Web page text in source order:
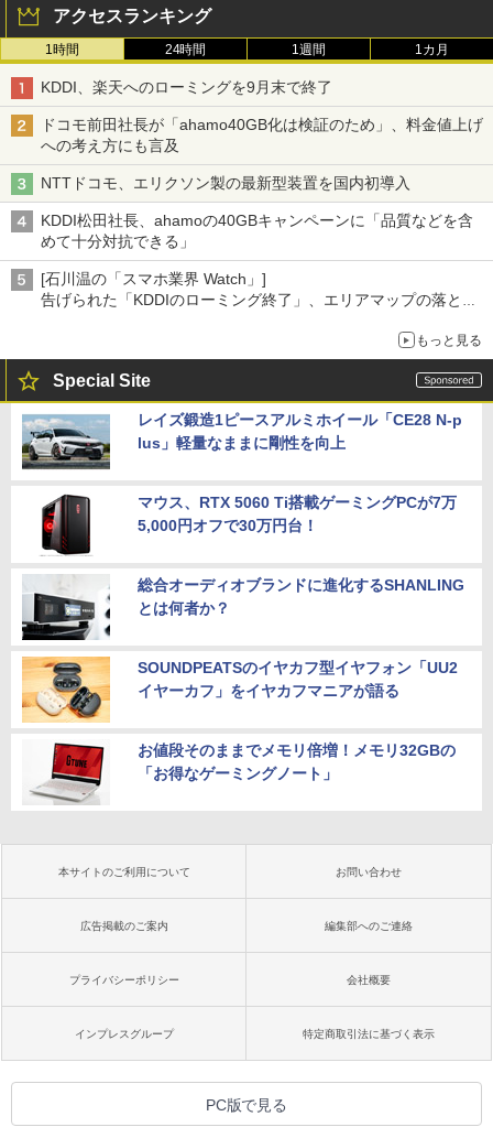
アクセスランキング
1時間 24時間 1週間 1カ月
KDDI、楽天へのローミングを9月末で終了
ドコモ前田社長が「ahamo40GB化は検証のため」、料金値上げ
への考え方にも言及
NTTドコモ、エリクソン製の最新型装置を国内初導入
KDDI松田社長、ahamoの40GBキャンペーンに「品質などを含
めて十分対抗できる」
[石川温の「スマホ業界 Watch」]
告げられた「KDDIのローミング終了」、エリアマップの落とし
もっと見る
Special Site
レイズ鍛造1ピースアルミホイール「CE28 N-p
lus」軽量なままに剛性を向上
マウス、RTX 5060 Ti搭載ゲーミングPCが7万
5,000円オフで30万円台！
総合オーディオブランドに進化するSHANLING
とは何者か？
SOUNDPEATSのイヤカフ型イヤフォン「UU2
イヤーカフ」をイヤカフマニアが語る
お値段そのままでメモリ倍増！メモリ32GBの
「お得なゲーミングノート」
本サイトのご利用について お問い合わせ
広告掲載のご案内 編集部へのご連絡
プライバシーポリシー 会社概要
インプレスグループ 特定商取引法に基づく表示
PC版で見る